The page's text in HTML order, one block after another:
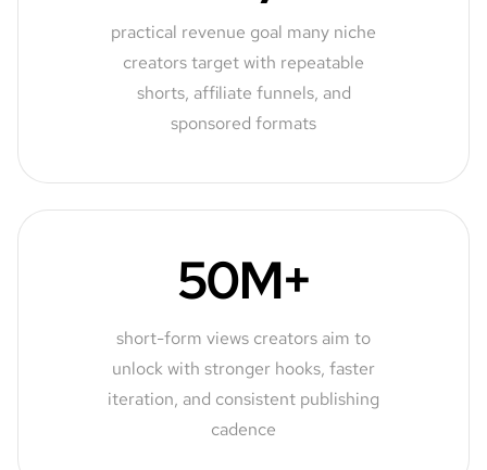
practical revenue goal many niche
creators target with repeatable
shorts, affiliate funnels, and
sponsored formats
50M+
short-form views creators aim to
unlock with stronger hooks, faster
iteration, and consistent publishing
cadence